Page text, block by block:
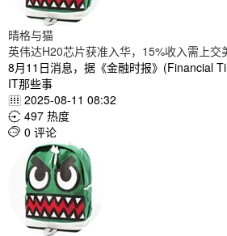
晴格与猫
英伟达H20芯片获准入华，15%收入需上交
8月11日消息，据《金融时报》(Financial
IT那些事
 2025-08-11 08:32
 497 热度
 0 评论